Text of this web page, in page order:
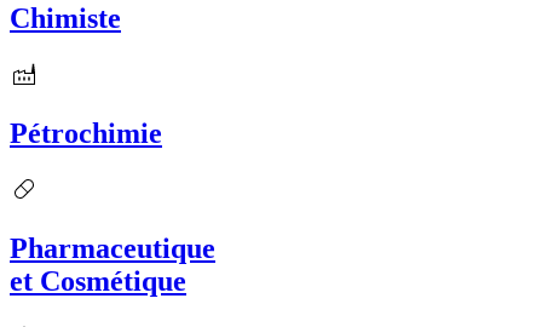
Chimiste
Pétrochimie
Pharmaceutique
et Cosmétique